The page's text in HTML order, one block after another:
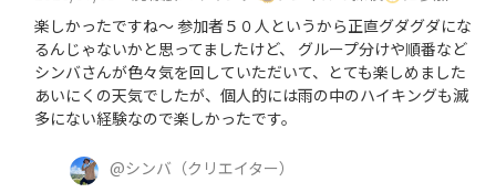
楽しかったですね～ 参加者５０人というから正直グダグダにな
るんじゃないかと思ってましたけど、 グループ分けや順番など
シンバさんが色々気を回していただいて、とても楽しめました
あいにくの天気でしたが、個人的には雨の中のハイキングも滅
多にない経験なので楽しかったです。
@シンバ （クリエイター）